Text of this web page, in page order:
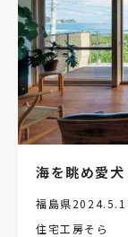
海を眺め愛
福島県
住宅工房そら